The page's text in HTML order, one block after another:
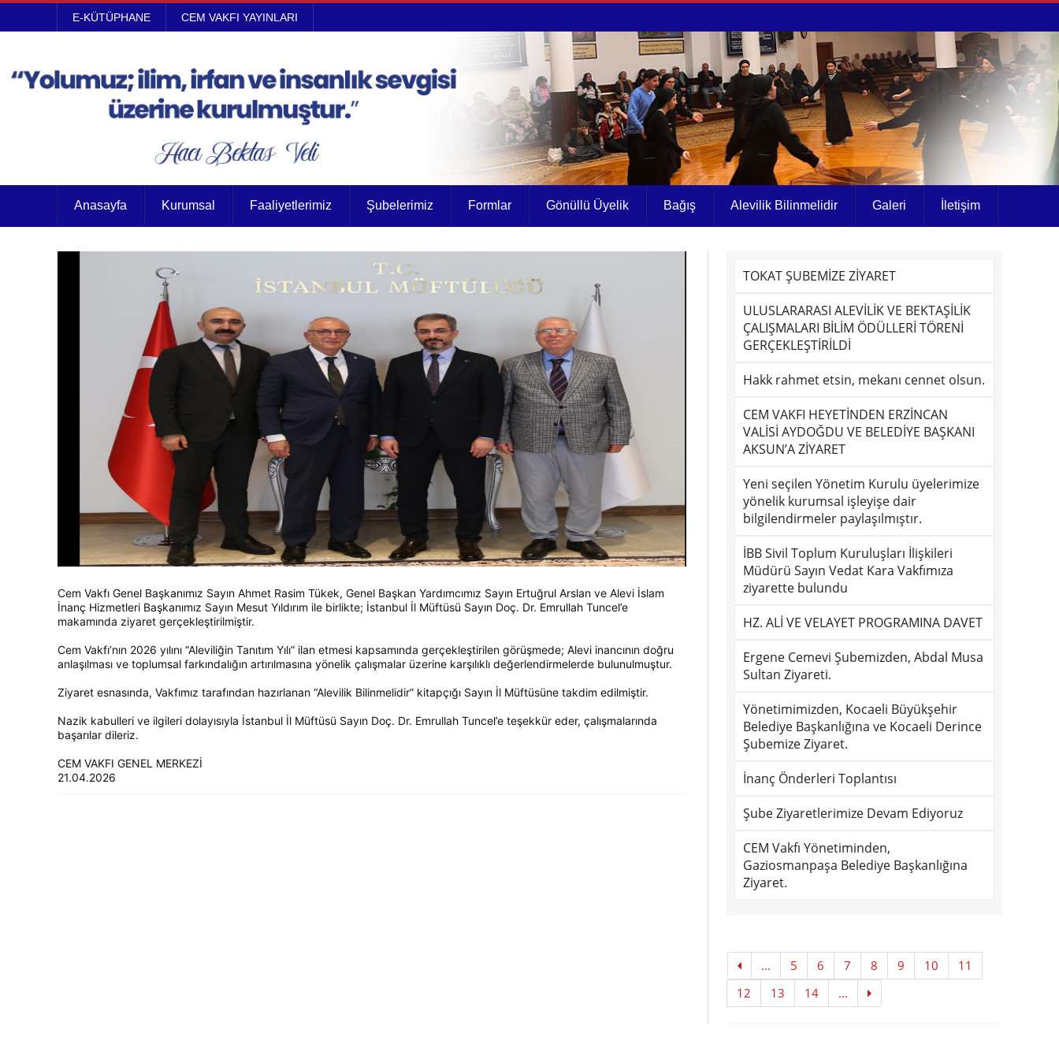
E-KÜTÜPHANE CEM VAKFI YAYINLARI
Anasayfa Kurumsal Faaliyetlerimiz Şubelerimiz Formlar Gönüllü Üyelik Bağış Alevilik Bilinmelidir Galeri İletişim
Cem Vakfı Genel Başkanımız Sayın Ahmet Rasim Tükek, Genel Başkan Yardımcımız Sayın Ertuğrul Arslan ve Alevi İslam
İnanç Hizmetleri Başkanımız Sayın Mesut Yıldırım ile birlikte; İstanbul İl Müftüsü Sayın Doç. Dr. Emrullah Tuncel’e
makamında ziyaret gerçekleştirilmiştir.
Cem Vakfı’nın 2026 yılını “Aleviliğin Tanıtım Yılı” ilan etmesi kapsamında gerçekleştirilen görüşmede; Alevi inancının doğru
anlaşılması ve toplumsal farkındalığın artırılmasına yönelik çalışmalar üzerine karşılıklı değerlendirmelerde bulunulmuştur.
Ziyaret esnasında, Vakfımız tarafından hazırlanan “Alevilik Bilinmelidir” kitapçığı Sayın İl Müftüsüne takdim edilmiştir.
Nazik kabulleri ve ilgileri dolayısıyla İstanbul İl Müftüsü Sayın Doç. Dr. Emrullah Tuncel’e teşekkür eder, çalışmalarında
başarılar dileriz.
CEM VAKFI GENEL MERKEZİ
21.04.2026
TOKAT ŞUBEMİZE ZİYARET
ULUSLARARASI ALEVİLİK VE BEKTAŞİLİK
ÇALIŞMALARI BİLİM ÖDÜLLERİ TÖRENİ
GERÇEKLEŞTİRİLDİ
Hakk rahmet etsin, mekanı cennet olsun.
CEM VAKFI HEYETİNDEN ERZİNCAN
VALİSİ AYDOĞDU VE BELEDİYE BAŞKANI
AKSUN’A ZİYARET
Yeni seçilen Yönetim Kurulu üyelerimize
yönelik kurumsal işleyişe dair
bilgilendirmeler paylaşılmıştır.
İBB Sivil Toplum Kuruluşları İlişkileri
Müdürü Sayın Vedat Kara Vakfımıza
ziyarette bulundu
HZ. ALİ VE VELAYET PROGRAMINA DAVET
Ergene Cemevi Şubemizden, Abdal Musa
Sultan Ziyareti.
Yönetimimizden, Kocaeli Büyükşehir
Belediye Başkanlığına ve Kocaeli Derince
Şubemize Ziyaret.
İnanç Önderleri Toplantısı
Şube Ziyaretlerimize Devam Ediyoruz
CEM Vakfı Yönetiminden,
Gaziosmanpaşa Belediye Başkanlığına
Ziyaret.
... 5 6 7 8 9 10
11
12
13 14 ...